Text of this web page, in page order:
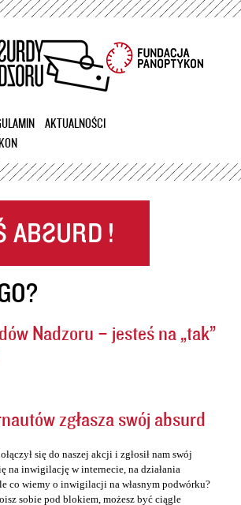
Przejdź
treści
AKTUALNOŚCI
Nadzoru – jesteś na „tak”
zgłasza swój absurd
się do naszej akcji i zgłosił nam swój
na inwigilację w internecie, na działania
co wiemy o inwigilacji na własnym podwórku?
sobie pod blokiem, możesz być ciągle